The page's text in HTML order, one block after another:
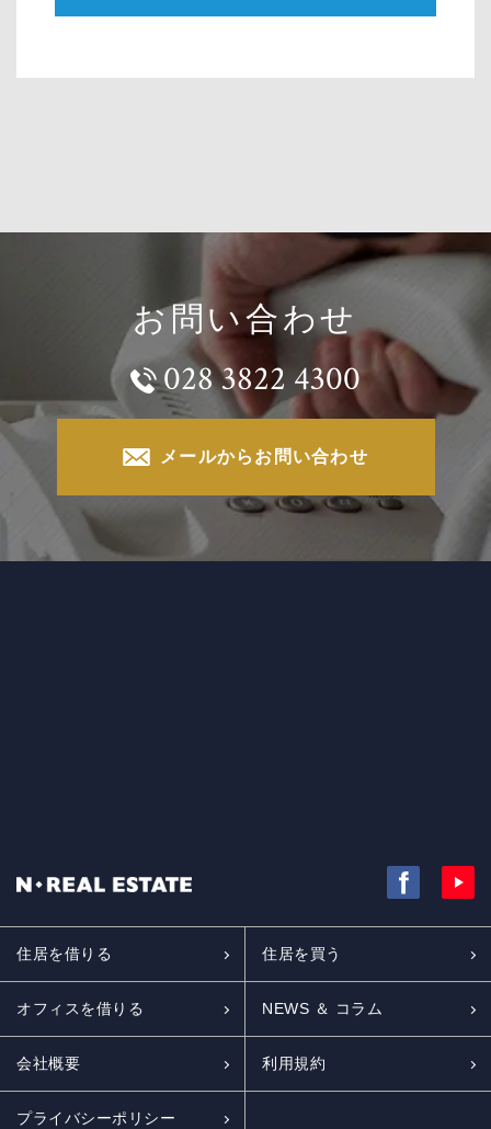
お問い合わせ
028 3822 4300
メールからお問い合わせ
住居を借りる 住居を買う
オフィスを借りる NEWS ＆ コラム
会社概要 利用規約
プライバシーポリシー